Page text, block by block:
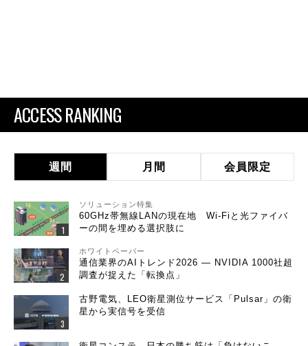
ACCESS RANKING
週間 月間 会員限定
ソリューション特集
60GHz帯無線LANの現在地 Wi-Fiと光ファイバ
ーの間を埋める選択肢に
ホワイトペーパー
通信業界のAIトレンド2026 ― NVIDIA 1000社超
調査が捉えた「転換点」
古野電気、LEO衛星測位サービス「Pulsar」の衛
星から実信号を受信